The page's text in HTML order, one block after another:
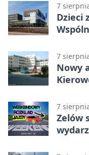
7
Dzieci
7
Nowy
7
Zelów